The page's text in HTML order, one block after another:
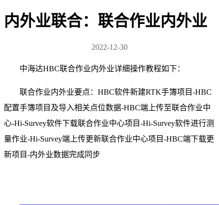
内外业联合：联合作业内外业
2022-12-30
中海达HBC联合作业内外业详细操作教程如下：
联合作业内外业要点：HBC软件新建RTK手簿项目-HBC
配置手簿项目及导入相关点位数据-HBC端上传至联合作业中
心-Hi-Survey软件下载联合作业中心项目-Hi-Survey软件进行测
量作业-Hi-Survey端上传更新联合作业中心项目-HBC端下载更
新项目-内外业数据完成同步